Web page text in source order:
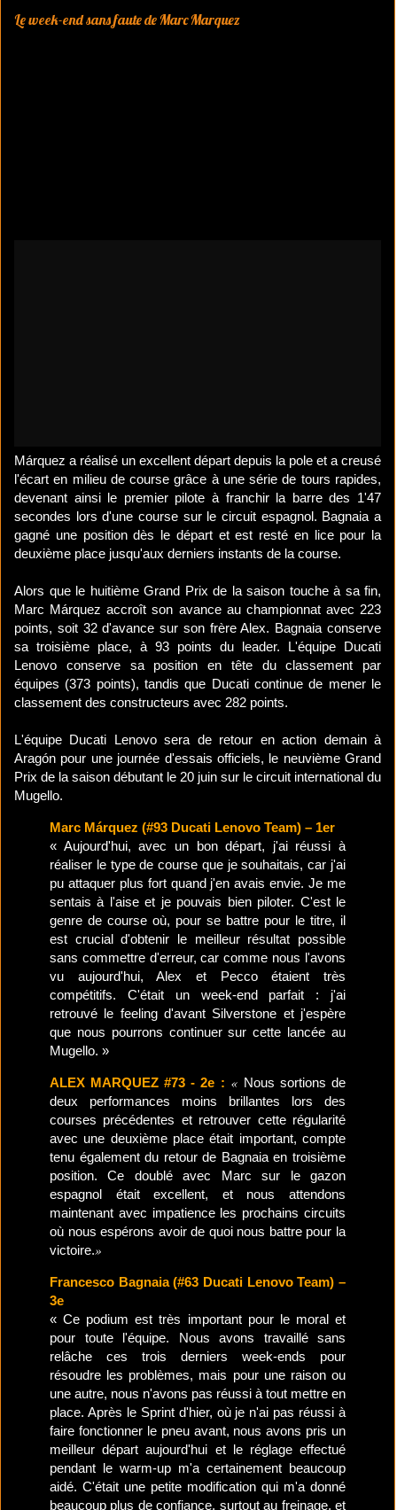
Le week-end sans faute de Marc Marquez
Márquez a réalisé un excellent départ depuis la pole et a creusé
l'écart en milieu de course grâce à une série de tours rapides,
devenant ainsi le premier pilote à franchir la barre des 1'47
secondes lors d'une course sur le circuit espagnol. Bagnaia a
gagné une position dès le départ et est resté en lice pour la
deuxième place jusqu'aux derniers instants de la course.
Alors que le huitième Grand Prix de la saison touche à sa fin,
Marc Márquez accroît son avance au championnat avec 223
points, soit 32 d'avance sur son frère Alex. Bagnaia conserve
sa troisième place, à 93 points du leader. L'équipe Ducati
Lenovo conserve sa position en tête du classement par
équipes (373 points), tandis que Ducati continue de mener le
classement des constructeurs avec 282 points.
L'équipe Ducati Lenovo sera de retour en action demain à
Aragón pour une journée d'essais officiels, le neuvième Grand
Prix de la saison débutant le 20 juin sur le circuit international du
Mugello.
Marc Márquez (#93 Ducati Lenovo Team) – 1er
« Aujourd'hui, avec un bon départ, j'ai réussi à
réaliser le type de course que je souhaitais, car j'ai
pu attaquer plus fort quand j'en avais envie. Je me
sentais à l'aise et je pouvais bien piloter. C'est le
genre de course où, pour se battre pour le titre, il
est crucial d'obtenir le meilleur résultat possible
sans commettre d'erreur, car comme nous l'avons
vu aujourd'hui, Alex et Pecco étaient très
compétitifs. C'était un week-end parfait : j'ai
retrouvé le feeling d'avant Silverstone et j'espère
que nous pourrons continuer sur cette lancée au
Mugello. »
ALEX MARQUEZ #73 - 2e : « Nous sortions de
deux performances moins brillantes lors des
courses précédentes et retrouver cette régularité
avec une deuxième place était important, compte
tenu également du retour de Bagnaia en troisième
position. Ce doublé avec Marc sur le gazon
espagnol était excellent, et nous attendons
maintenant avec impatience les prochains circuits
où nous espérons avoir de quoi nous battre pour la
victoire.»
Francesco Bagnaia (#63 Ducati Lenovo Team) –
3e
« Ce podium est très important pour le moral et
pour toute l'équipe. Nous avons travaillé sans
relâche ces trois derniers week-ends pour
résoudre les problèmes, mais pour une raison ou
une autre, nous n'avons pas réussi à tout mettre en
place. Après le Sprint d'hier, où je n'ai pas réussi à
faire fonctionner le pneu avant, nous avons pris un
meilleur départ aujourd'hui et le réglage effectué
pendant le warm-up m'a certainement beaucoup
aidé. C'était une petite modification qui m'a donné
beaucoup plus de confiance, surtout au freinage, et